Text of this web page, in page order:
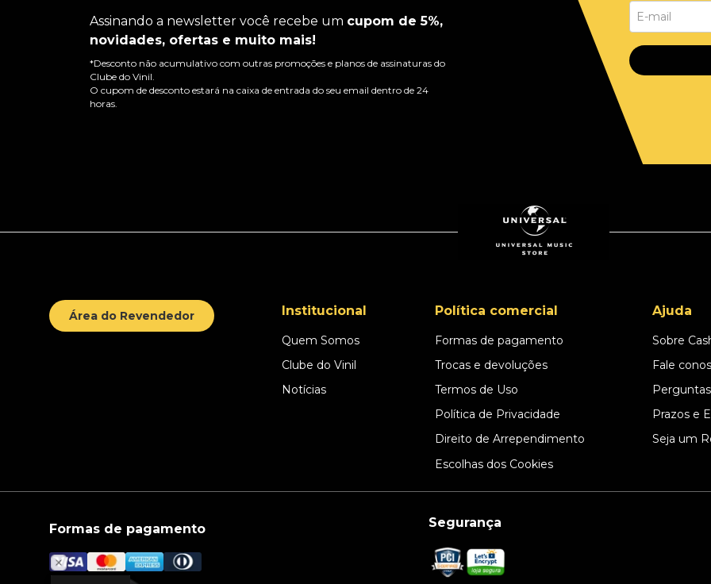
Assinando a newsletter você recebe um cupom de 5%,
novidades, ofertas e muito mais!
*Desconto não acumulativo com outras promoções e planos de assinaturas do
Clube do Vinil.
O cupom de desconto estará na caixa de entrada do seu email dentro de 24
horas.
Área do Revendedor Institucional
Quem Somos
Clube do Vinil
Notícias
Política comercial
Formas de pagamento
Trocas e devoluções
Termos de Uso
Política de Privacidade
Direito de Arrependimento
Escolhas dos Cookies
Ajuda
Sobre
Fale
Prazos e
Seja um
Formas de pagamento Segurança